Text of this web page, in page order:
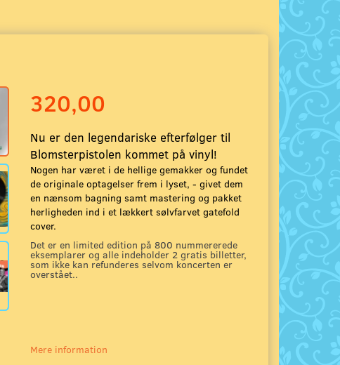
320,00
Nu er den legendariske efterfølger til
Blomsterpistolen kommet på vinyl!
Nogen har været i de hellige gemakker og fundet
de originale optagelser frem i lyset, - givet dem
en nænsom bagning samt mastering og pakket
herligheden ind i et lækkert sølvfarvet gatefold
cover.
Det er en limited edition på 800 nummererede
eksemplarer og alle indeholder 2 gratis billetter,
som ikke kan refunderes selvom koncerten er
overstået..
Mere information